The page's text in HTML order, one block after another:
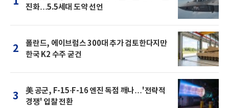
진화…5.5세대 도약 선언
2
폴란드, 에이브럼스 300대 추가 검토한다지만
한국 K2 수주 굳건
3
美 공군, F-15·F-16 엔진 독점 깨나…'전략적
경쟁' 입찰 전환